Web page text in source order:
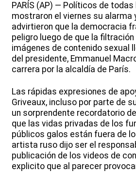
PARÍS (AP) — Políticos de
mostraron el viernes su alarma
advirtieron que la democracia
peligro luego de que la
imágenes de contenido sexual
del presidente, Emmanuel
carrera por la alcaldía de París.
Las rápidas expresiones de
Griveaux, incluso por parte de
un sorprendente recordatorio
que las vidas privadas de los
públicos galos están fuera de
artista ruso dijo ser el
publicación de los videos de
explicito que al parecer